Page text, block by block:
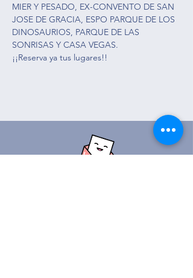
MIER Y PESADO, EX-CONVENTO DE SAN
JOSE DE GRACIA, ESPO PARQUE DE LOS
DINOSAURIOS, PARQUE DE LAS
SONRISAS Y CASA VEGAS.
¡¡Reserva ya tus lugares!!